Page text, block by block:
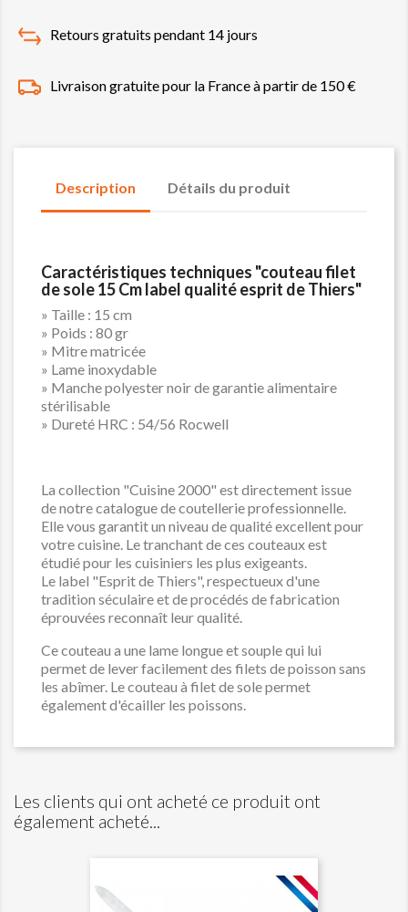
Retours gratuits pendant 14 jours
Livraison gratuite pour la France à partir de 150 €
Description Détails du produit
Caractéristiques techniques "couteau filet
de sole 15 Cm label qualité esprit de Thiers"
» Taille : 15 cm
» Poids : 80 gr
» Mitre matricée
» Lame inoxydable
» Manche polyester noir de garantie alimentaire
stérilisable
» Dureté HRC : 54/56 Rocwell
La collection "Cuisine 2000" est directement issue
de notre catalogue de coutellerie professionnelle.
Elle vous garantit un niveau de qualité excellent pour
votre cuisine. Le tranchant de ces couteaux est
étudié pour les cuisiniers les plus exigeants.
Le label "Esprit de Thiers", respectueux d'une
tradition séculaire et de procédés de fabrication
éprouvées reconnaît leur qualité.
Ce couteau a une lame longue et souple qui lui
permet de lever facilement des filets de poisson sans
les abîmer. Le couteau à filet de sole permet
également d'écailler les poissons.
Les clients qui ont acheté ce produit ont
également acheté...